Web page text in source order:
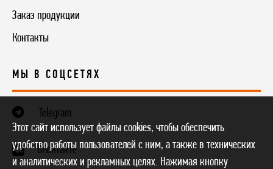
Заказ продукции
Контакты
МЫ В СОЦСЕТЯХ
Telegram
ВКонтакте
Этот сайт использует файлы cookies, чтобы обеспечить
удобство работы пользователей с ним, а также в технических
и аналитических и рекламных целях. Нажимая кнопку